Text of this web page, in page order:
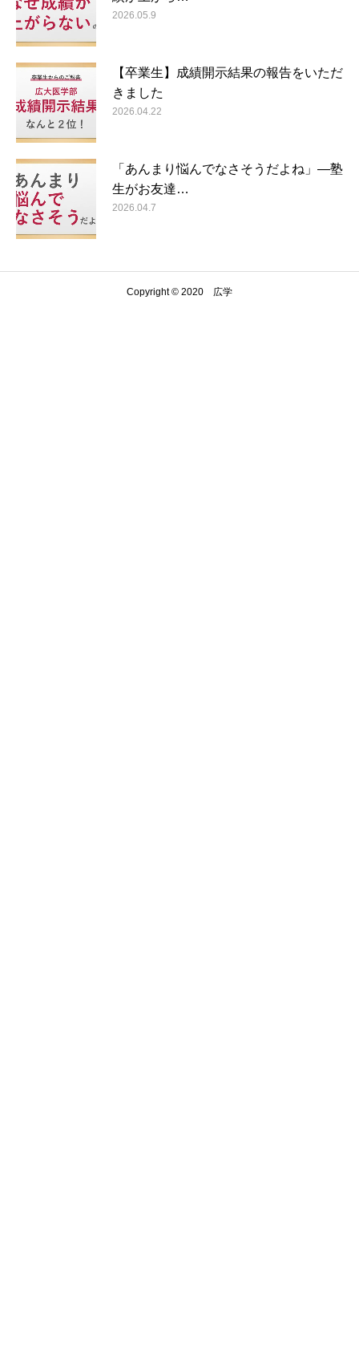
2026.05.9
【卒業生】成績開示結果の報告をいただ
きました
2026.04.22
「あんまり悩んでなさそうだよね」―塾
生がお友達…
2026.04.7
Copyright © 2020 広学